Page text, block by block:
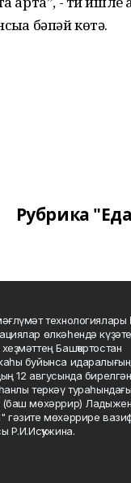
бәпәй көтә.
Рубрика
технологиялары
өлкәһендә
Башҡортостан
буйынса
12 авгусында
теркәү тураһындағы
мөхәррир)
гәзите мөхәррире
Р.И.Исҡужина.